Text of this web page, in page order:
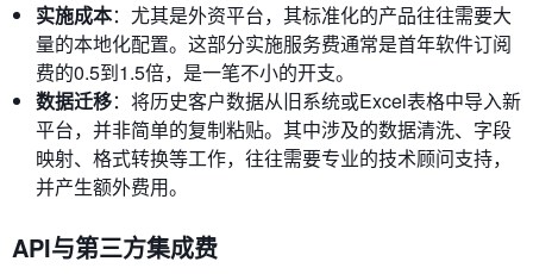
实施成本：尤其是外资平台，其标准化的产品往往需要大
量的本地化配置。这部分实施服务费通常是首年软件订阅
费的0.5到1.5倍，是一笔不小的开支。
数据迁移：将历史客户数据从旧系统或Excel表格中导入新
平台，并非简单的复制粘贴。其中涉及的数据清洗、字段
映射、格式转换等工作，往往需要专业的技术顾问支持，
并产生额外费用。
API与第三方集成费